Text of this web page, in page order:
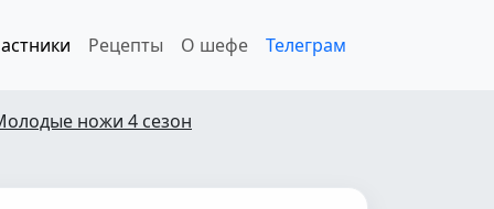
Рецепты О шефе Телеграм
ножи 4 сезон